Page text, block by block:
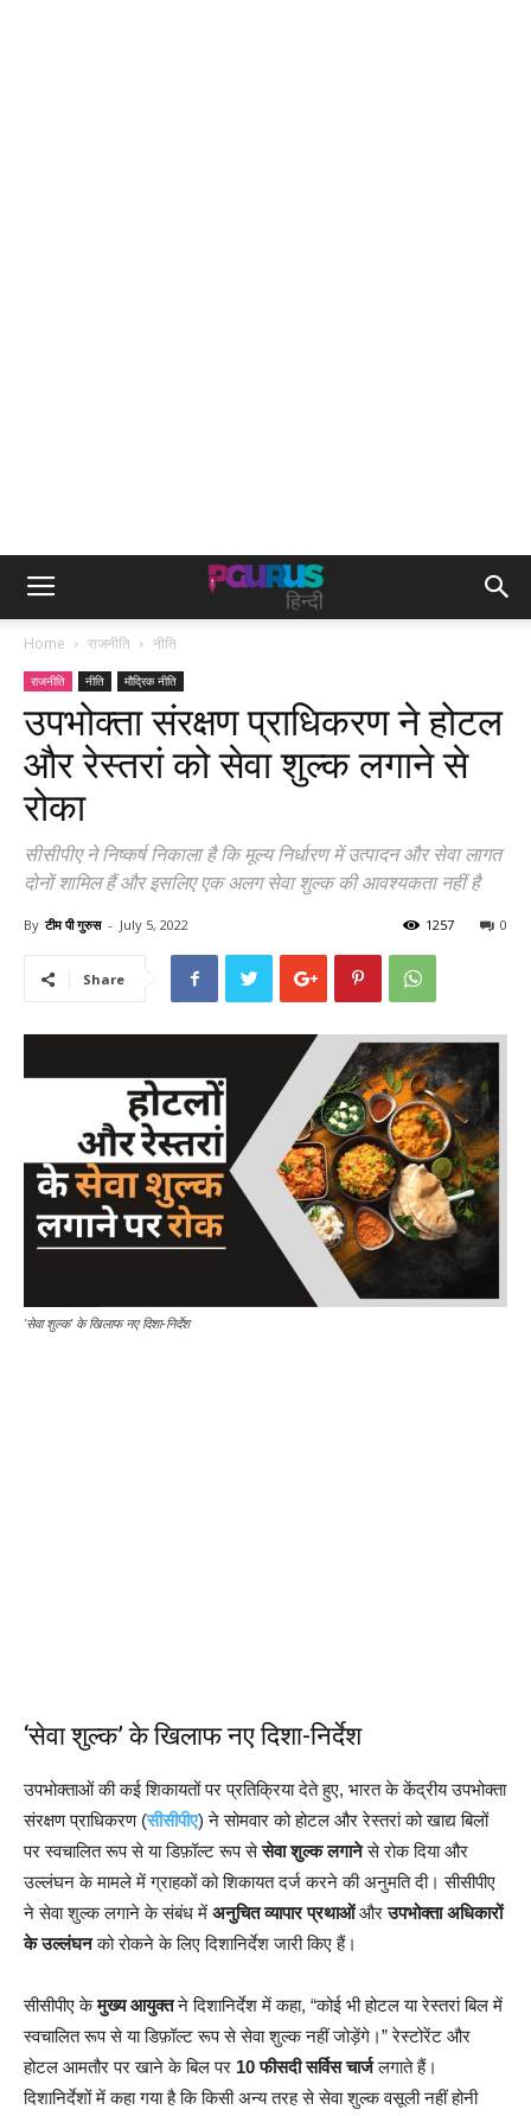
Home राजनीति नीति
राजनीति नीति मौद्रिक नीति
उपभोक्ता संरक्षण प्राधिकरण ने होटल
और रेस्तरां को सेवा शुल्क लगाने से
रोका
सीसीपीए ने निष्कर्ष निकाला है कि मूल्य निर्धारण में उत्पादन और सेवा लागत
दोनों शामिल हैं और इसलिए एक अलग सेवा शुल्क की आवश्यकता नहीं है
By टीम पी गुरुस - July 5, 2022 0
1257
Share
'सेवा शुल्क' के खिलाफ नए दिशा-निर्देश
‘सेवा शुल्क’ के खिलाफ नए दिशा-निर्देश
उपभोक्ताओं की कई शिकायतों पर प्रतिक्रिया देते हुए, भारत के केंद्रीय उपभोक्ता
संरक्षण प्राधिकरण (सीसीपीए) ने सोमवार को होटल और रेस्तरां को खाद्य बिलों
पर स्वचालित रूप से या डिफ़ॉल्ट रूप सेसेवा शुल्क लगानेसे रोक दिया और
उल्लंघन के मामले में ग्राहकों को शिकायत दर्ज करने की अनुमति दी। सीसीपीए
ने सेवा शुल्क लगाने के संबंध में अनुचित व्यापार प्रथाओंऔरउपभोक्ता अधिकारों
के उल्लंघनको रोकने के लिए दिशानिर्देश जारी किए हैं।
सीसीपीए केमुख्य आयुक्तने दिशानिर्देश में कहा, “कोई भी होटल या रेस्तरां बिल में
स्वचालित रूप से या डिफ़ॉल्ट रूप से सेवा शुल्क नहीं जोड़ेंगे।” रेस्टोरेंट और
होटल आमतौर पर खाने के बिल पर 10 फीसदी सर्विस चार्जलगाते हैं।
दिशानिर्देशों में कहा गया है कि किसी अन्य तरह से सेवा शुल्क वसूली नहीं होनी